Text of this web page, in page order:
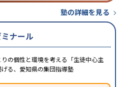
塾の詳細を見る
ナール
りの個性と環境を考える「生徒中心主
る、愛知県の集団指導塾